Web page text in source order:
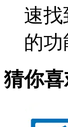
速
的
猜你喜